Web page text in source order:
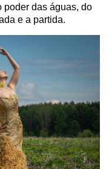
poder das águas, do
e a partida.